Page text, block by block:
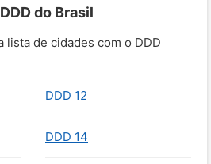
do Brasil
lista de cidades com o DDD
DDD 12
DDD 14